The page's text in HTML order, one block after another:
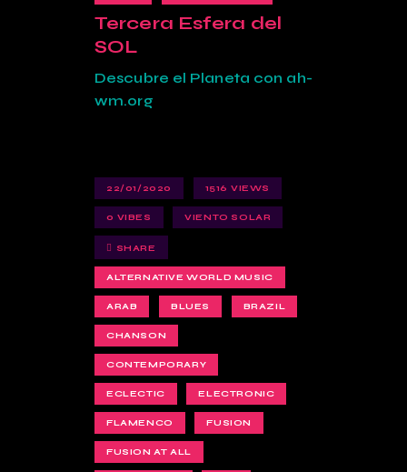
Tercera Esfera del
SOL
Descubre el Planeta con ah-
wm.org
22/01/2020 1516 VIEWS
0 VIBES VIENTO SOLAR
SHARE
ALTERNATIVE WORLD MUSIC
ARAB BLUES BRAZIL
CHANSON
CONTEMPORARY
ECLECTIC ELECTRONIC
FLAMENCO FUSION
FUSION AT ALL